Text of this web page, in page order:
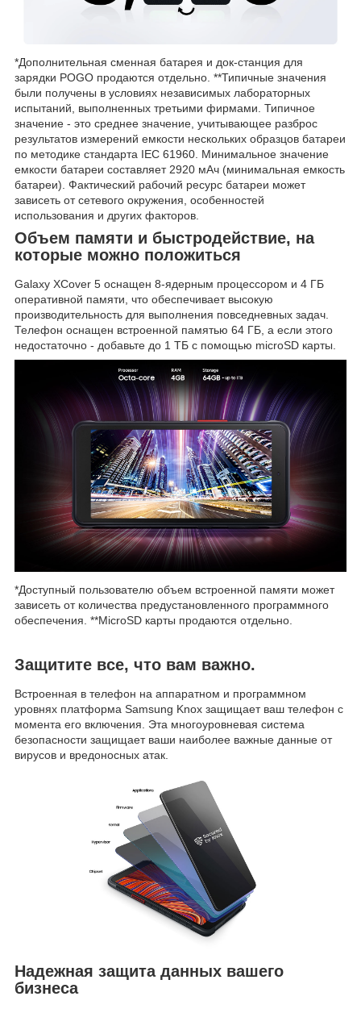
*Дополнительная сменная батарея и док-станция для
зарядки POGO продаются отдельно. **Типичные значения
были получены в условиях независимых лабораторных
испытаний, выполненных третьими фирмами. Типичное
значение - это среднее значение, учитывающее разброс
результатов измерений емкости нескольких образцов батареи
по методике стандарта IEC 61960. Минимальное значение
емкости батареи составляет 2920 мАч (минимальная емкость
батареи). Фактический рабочий ресурс батареи может
зависеть от сетевого окружения, особенностей
использования и других факторов.
Объем памяти и быстродействие, на
которые можно положиться
Galaxy XCover 5 оснащен 8-ядерным процессором и 4 ГБ
оперативной памяти, что обеспечивает высокую
производительность для выполнения повседневных задач.
Телефон оснащен встроенной памятью 64 ГБ, а если этого
недостаточно - добавьте до 1 ТБ с помощью microSD карты.
*Доступный пользователю объем встроенной памяти может
зависеть от количества предустановленного программного
обеспечения. **MicroSD карты продаются отдельно.
Защитите все, что вам важно.
Встроенная в телефон на аппаратном и программном
уровнях платформа Samsung Knox защищает ваш телефон с
момента его включения. Эта многоуровневая система
безопасности защищает ваши наиболее важные данные от
вирусов и вредоносных атак.
Надежная защита данных вашего
бизнеса